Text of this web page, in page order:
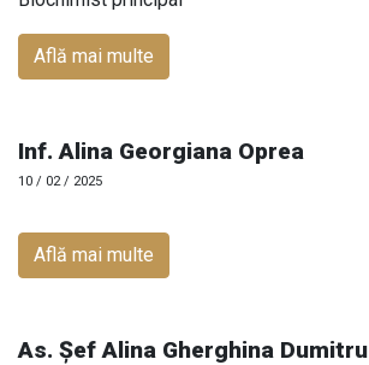
Află mai multe
Inf. Alina Georgiana Oprea
10 / 02 / 2025
Află mai multe
As. Șef Alina Gherghina Dumitru